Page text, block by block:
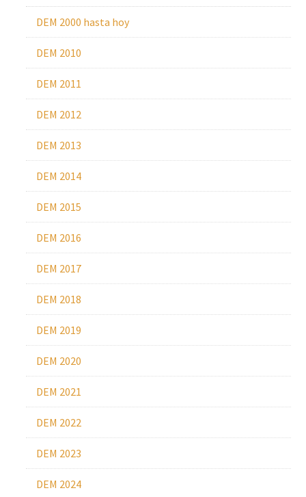
DEM 2000 hasta hoy
DEM 2010
DEM 2011
DEM 2012
DEM 2013
DEM 2014
DEM 2015
DEM 2016
DEM 2017
DEM 2018
DEM 2019
DEM 2020
DEM 2021
DEM 2022
DEM 2023
DEM 2024